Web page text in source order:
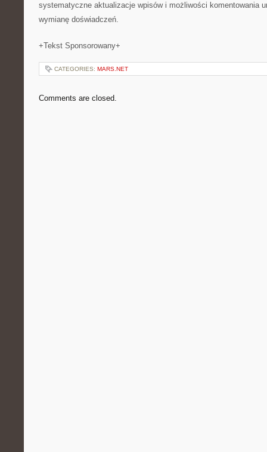
systematyczne aktualizacje wpisów i możliwości komentowania
wymianę doświadczeń.
+Tekst Sponsorowany+
CATEGORIES: MARS.NET
Comments are closed.